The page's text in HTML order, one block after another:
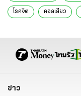
โรคจิต คอลเสียว
ข่าว